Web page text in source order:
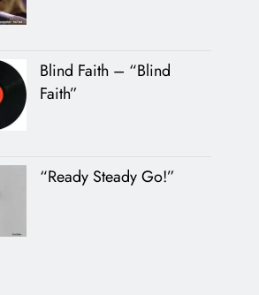
Blind Faith – “Blind
Faith”
“Ready Steady Go!”